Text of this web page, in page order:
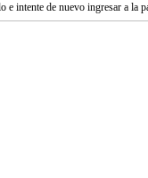
intente de nuevo ingresar a la